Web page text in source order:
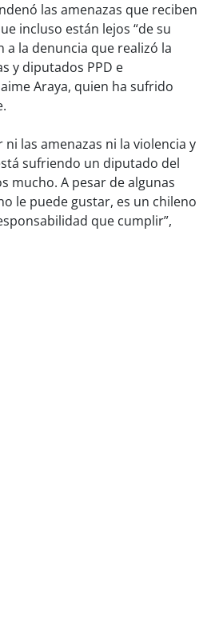
las amenazas que reciben
incluso están lejos “de su
a la denuncia que realizó la
y diputados PPD e
Araya, quien ha sufrido
las amenazas ni la violencia y
sufriendo un diputado del
mucho. A pesar de algunas
le puede gustar, es un chileno
que cumplir”,